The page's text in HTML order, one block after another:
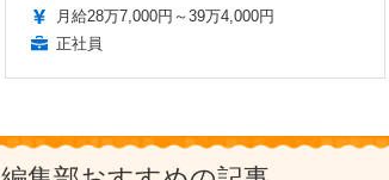
月給28万7,000円～39万4,000円
正社員